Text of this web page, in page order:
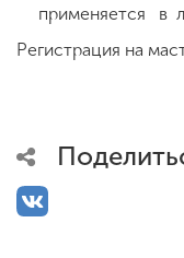
применяется в
Регистрация на